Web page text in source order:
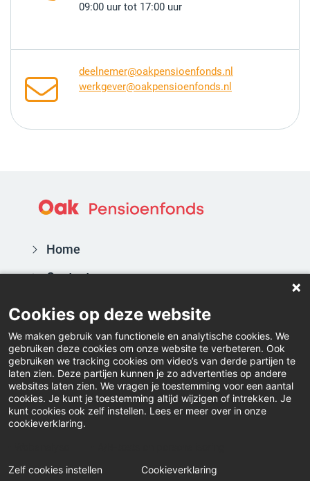
09:00 uur tot 17:00 uur
deelnemer@oakpensioenfonds.nl
werkgever@oakpensioenfonds.nl
Home
Contact
Actueel
Vacatures
Inloggen
Downloads
Klacht indienen
Cookies op deze website
We maken gebruik van functionele en analytische cookies. We
gebruiken deze cookies om onze website te verbeteren. Ook
gebruiken we tracking cookies om video’s van derde partijen te
laten zien. Deze partijen kunnen je zo advertenties op andere
websites laten zien. We vragen je toestemming voor een aantal
cookies. Je kunt je toestemming altijd wijzigen of intrekken. Je
kunt cookies ook zelf instellen. Lees er meer over in onze
cookieverklaring.
Zelf cookies instellen
Cookieverklaring